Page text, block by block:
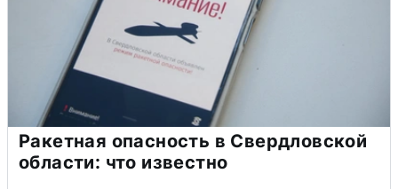
Ракетная опасность в Свердловской
области: что известно